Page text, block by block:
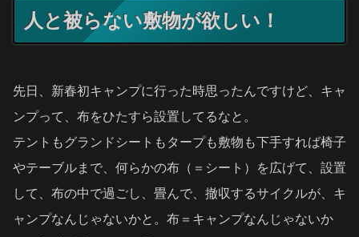
人と被らない敷物が欲しい！
先日、新春初キャンプに行った時思ったんですけど、キャ
ンプって、布をひたすら設置してるなと。
テントもグランドシートもタープも敷物も下手すれば椅子
やテーブルまで、何らかの布（＝シート）を広げて、設置
して、布の中で過ごし、畳んで、撤収するサイクルが、キ
ャンプなんじゃないかと。布＝キャンプなんじゃないか